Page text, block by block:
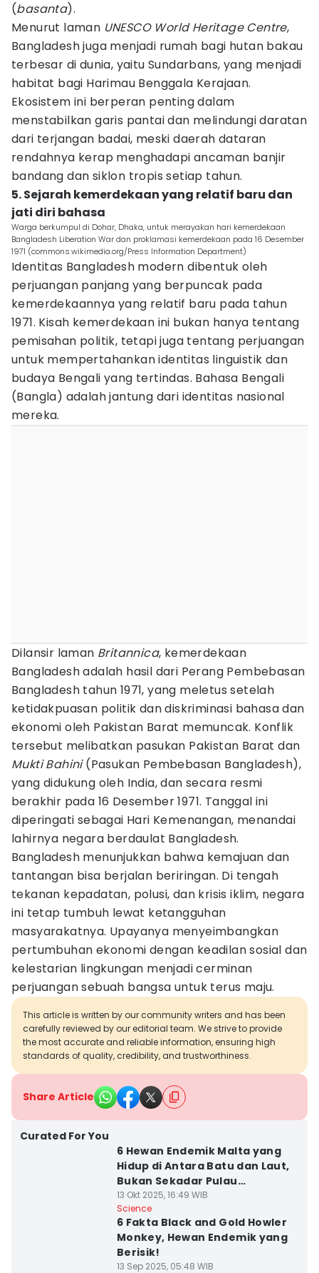
(basanta).
Menurut laman UNESCO World Heritage Centre,
Bangladesh juga menjadi rumah bagi hutan bakau
terbesar di dunia, yaitu Sundarbans, yang menjadi
habitat bagi Harimau Benggala Kerajaan.
Ekosistem ini berperan penting dalam
menstabilkan garis pantai dan melindungi daratan
dari terjangan badai, meski daerah dataran
rendahnya kerap menghadapi ancaman banjir
bandang dan siklon tropis setiap tahun.
5. Sejarah kemerdekaan yang relatif baru dan
jati diri bahasa
Warga berkumpul di Dohar, Dhaka, untuk merayakan hari kemerdekaan
Bangladesh Liberation War dan proklamasi kemerdekaan pada 16 Desember
1971 (commons.wikimedia.org/Press Information Department)
Identitas Bangladesh modern dibentuk oleh
perjuangan panjang yang berpuncak pada
kemerdekaannya yang relatif baru pada tahun
1971. Kisah kemerdekaan ini bukan hanya tentang
pemisahan politik, tetapi juga tentang perjuangan
untuk mempertahankan identitas linguistik dan
budaya Bengali yang tertindas. Bahasa Bengali
(Bangla) adalah jantung dari identitas nasional
mereka.
Dilansir laman Britannica, kemerdekaan
Bangladesh adalah hasil dari Perang Pembebasan
Bangladesh tahun 1971, yang meletus setelah
ketidakpuasan politik dan diskriminasi bahasa dan
ekonomi oleh Pakistan Barat memuncak. Konflik
tersebut melibatkan pasukan Pakistan Barat dan
Mukti Bahini(Pasukan Pembebasan Bangladesh),
yang didukung oleh India, dan secara resmi
berakhir pada 16 Desember 1971. Tanggal ini
diperingati sebagai Hari Kemenangan, menandai
lahirnya negara berdaulat Bangladesh.
Bangladesh menunjukkan bahwa kemajuan dan
tantangan bisa berjalan beriringan. Di tengah
tekanan kepadatan, polusi, dan krisis iklim, negara
ini tetap tumbuh lewat ketangguhan
masyarakatnya. Upayanya menyeimbangkan
pertumbuhan ekonomi dengan keadilan sosial dan
kelestarian lingkungan menjadi cerminan
perjuangan sebuah bangsa untuk terus maju.
This article is written by our community writers and has been
carefully reviewed by our editorial team. We strive to provide
the most accurate and reliable information, ensuring high
standards of quality, credibility, and trustworthiness.
Share Article
Curated For You
6 Hewan Endemik Malta yang
Hidup di Antara Batu dan Laut,
Bukan Sekadar Pulau
Mediterania!
13 Okt 2025, 16:49 WIB
Science
6 Fakta Black and Gold Howler
Monkey, Hewan Endemik yang
Berisik!
13 Sep 2025, 05:48 WIB